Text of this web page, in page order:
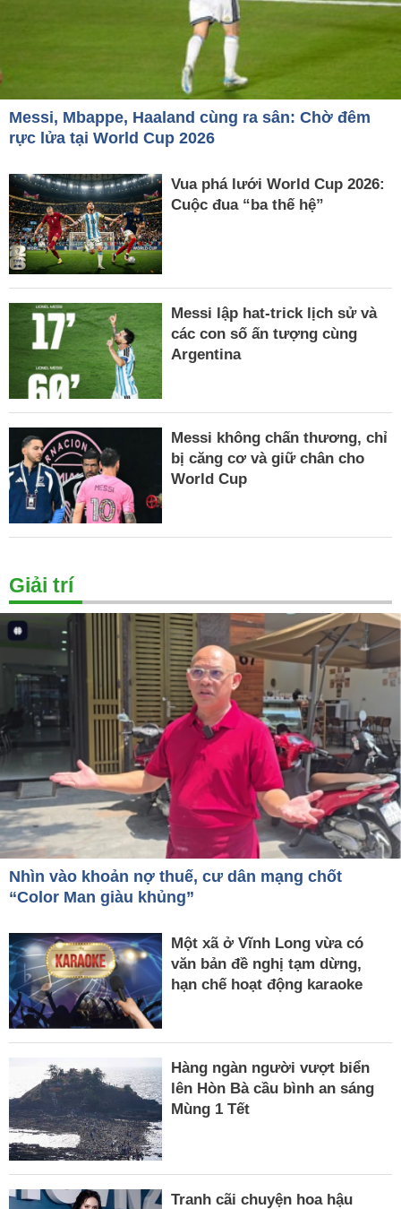
Messi, Mbappe, Haaland cùng ra sân: Chờ đêm
rực lửa tại World Cup 2026
Vua phá lưới World Cup 2026:
Cuộc đua “ba thế hệ”
Messi lập hat-trick lịch sử và
các con số ấn tượng cùng
Argentina
Messi không chấn thương, chỉ
bị căng cơ và giữ chân cho
World Cup
Giải trí
Nhìn vào khoản nợ thuế, cư dân mạng chốt
“Color Man giàu khủng”
Một xã ở Vĩnh Long vừa có
văn bản đề nghị tạm dừng,
hạn chế hoạt động karaoke
Hàng ngàn người vượt biển
lên Hòn Bà cầu bình an sáng
Mùng 1 Tết
Tranh cãi chuyện hoa hậu